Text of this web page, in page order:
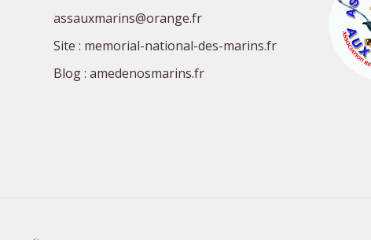
assauxmarins@orange.fr
Site : memorial-national-des-marins.fr
Blog : amedenosmarins.fr